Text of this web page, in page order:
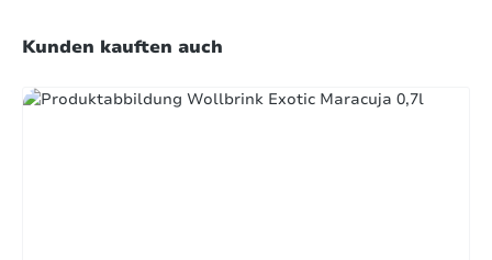
Produktgalerie überspringen
Kunden kauften auch